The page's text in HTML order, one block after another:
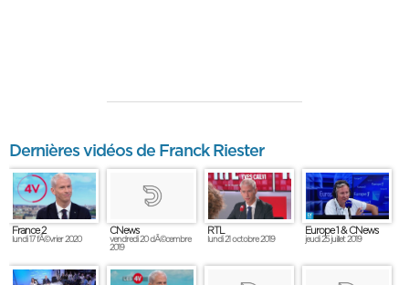
Dernières vidéos de Franck Riester
France 2
lundi 17 fÃ©vrier 2020
CNews
vendredi 20 dÃ©cembre
2019
RTL
lundi 21 octobre 2019
Europe 1 & CNews
jeudi 25 juillet 2019